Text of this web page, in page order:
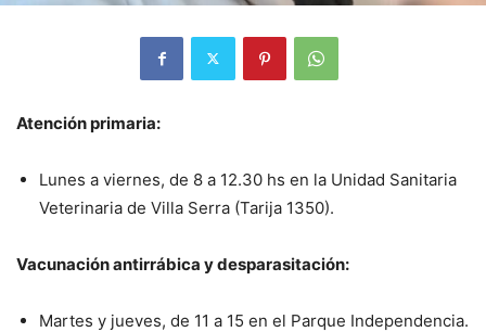
Atención primaria:
Lunes a viernes, de 8 a 12.30 hs en la Unidad Sanitaria
Veterinaria de Villa Serra (Tarija 1350).
Vacunación antirrábica y desparasitación:
Martes y jueves, de 11 a 15 en el Parque Independencia.